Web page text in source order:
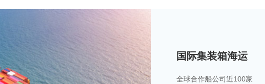
国际集装箱海运
全球合作船公司近100家